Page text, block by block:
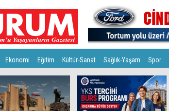
Ekonomi Eğitim Kültür-Sanat Sağlık-Yaşam Spor